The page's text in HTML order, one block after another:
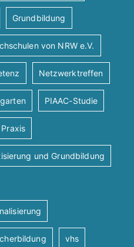
Grundbildung
von NRW e.V.
Netzwerktreffen
PIAAC-Studie
Praxis
und Grundbildung
vhs